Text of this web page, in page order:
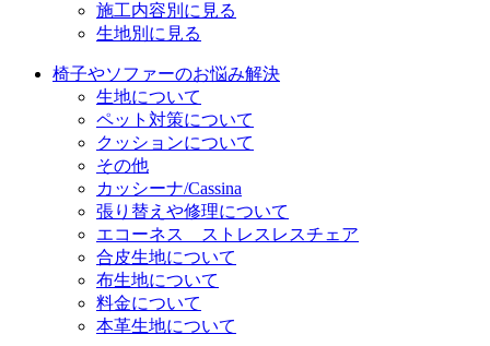
施工内容別に見る
生地別に見る
椅子やソファーのお悩み解決
生地について
ペット対策について
クッションについて
その他
カッシーナ/Cassina
張り替えや修理について
エコーネス ストレスレスチェア
合皮生地について
布生地について
料金について
本革生地について